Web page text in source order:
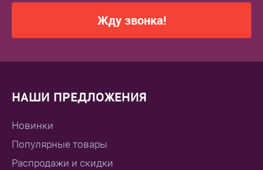
Жду звонка!
НАШИ ПРЕДЛОЖЕНИЯ
Новинки
Популярные товары
Распродажи и скидки